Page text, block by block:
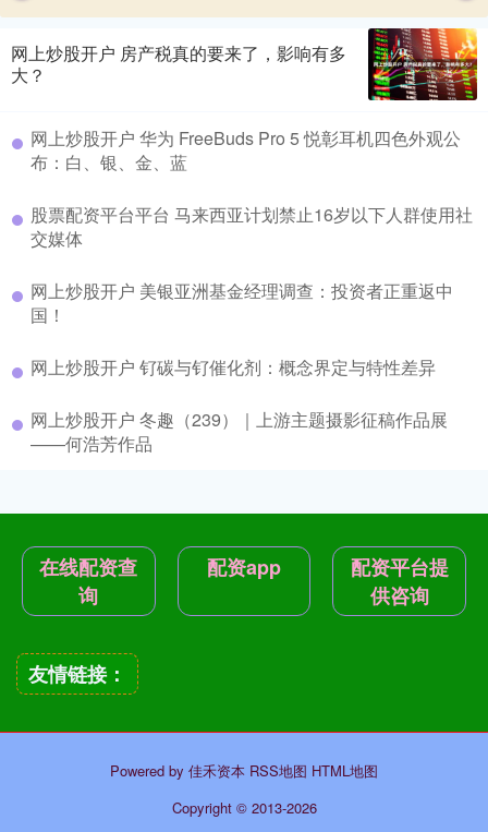
网上炒股开户 房产税真的要来了，影响有多
大？
网上炒股开户 华为 FreeBuds Pro 5 悦彰耳机四色外观公
布：白、银、金、蓝
股票配资平台平台 马来西亚计划禁止16岁以下人群使用社
交媒体
网上炒股开户 美银亚洲基金经理调查：投资者正重返中
国！
网上炒股开户 钌碳与钌催化剂：概念界定与特性差异
网上炒股开户 冬趣（239）｜上游主题摄影征稿作品展
——何浩芳作品
在线配资查
询
配资app
配资平台提
供咨询
友情链接：
Powered by 佳禾资本 RSS地图 HTML地图
Copyright © 2013-2026